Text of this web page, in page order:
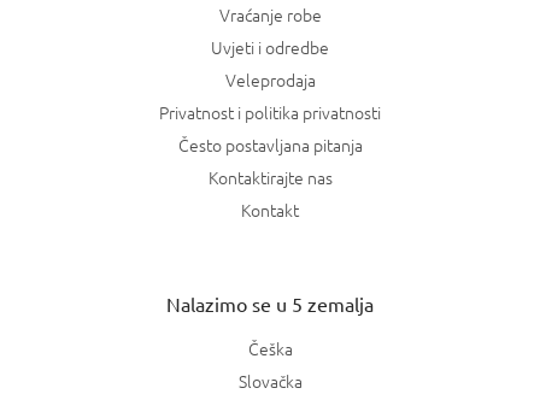
Vraćanje robe
Uvjeti i odredbe
Veleprodaja
Privatnost i politika privatnosti
Često postavljana pitanja
Kontaktirajte nas
Kontakt
Nalazimo se u 5 zemalja
Češka
Slovačka